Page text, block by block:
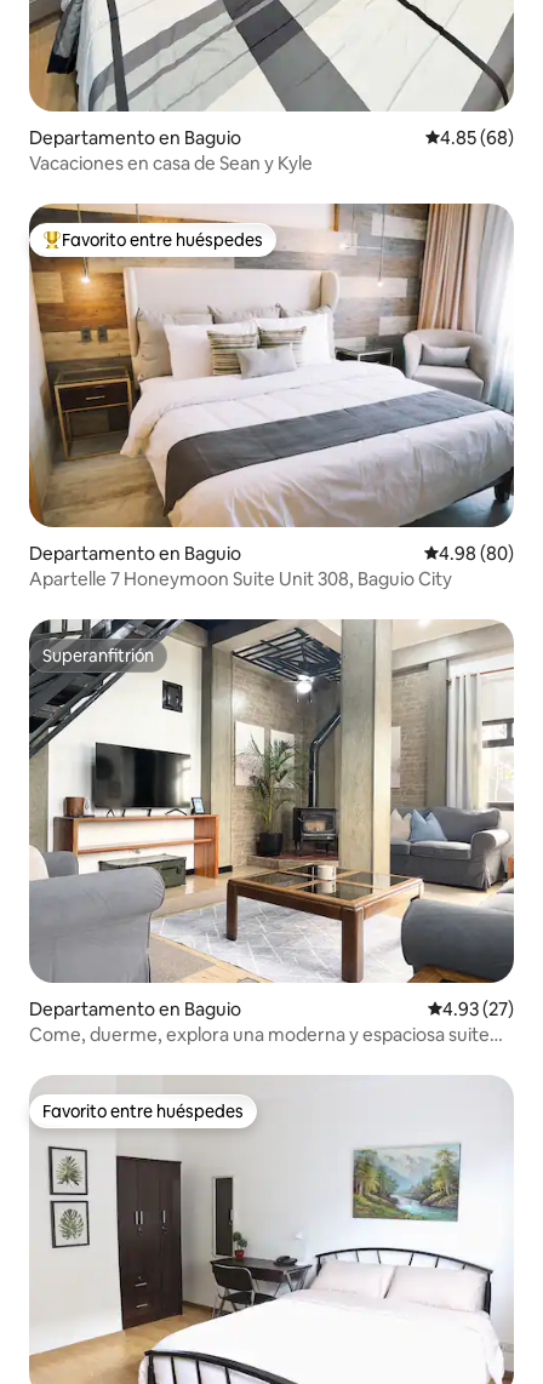
Departamento en Baguio Calificación
4.85 (68)
Vacaciones en casa de Sean y Kyle
De los mejores en Favorito entre huéspedes
Favorito entre huéspedes
Departamento en Baguio Calificación
4.98 (80)
Apartelle 7 Honeymoon Suite Unit 308, Baguio City
Superanfitrión
Superanfitrión
Departamento en Baguio Calificación
4.93 (27)
Come, duerme, explora una moderna y espaciosa suite
Favorito entre huéspedes
Favorito entre huéspedes